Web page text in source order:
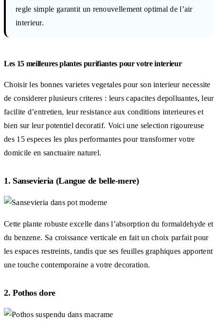
regle simple garantit un renouvellement optimal de l’air
interieur.
Les 15 meilleures plantes purifiantes pour votre interieur
Choisir les bonnes varietes vegetales pour son interieur necessite
de considerer plusieurs criteres : leurs capacites depolluantes, leur
facilite d’entretien, leur resistance aux conditions interieures et
bien sur leur potentiel decoratif. Voici une selection rigoureuse
des 15 especes les plus performantes pour transformer votre
domicile en sanctuaire naturel.
1. Sansevieria (Langue de belle-mere)
Cette plante robuste excelle dans l’absorption du formaldehyde et
du benzene. Sa croissance verticale en fait un choix parfait pour
les espaces restreints, tandis que ses feuilles graphiques apportent
une touche contemporaine a votre decoration.
2. Pothos dore